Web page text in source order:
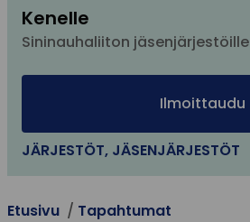
Kenelle
Sininauhaliiton jäsenjärjestöille
Ilmoittaudu
JÄRJESTÖT, JÄSENJÄRJESTÖT
Etusivu Tapahtumat